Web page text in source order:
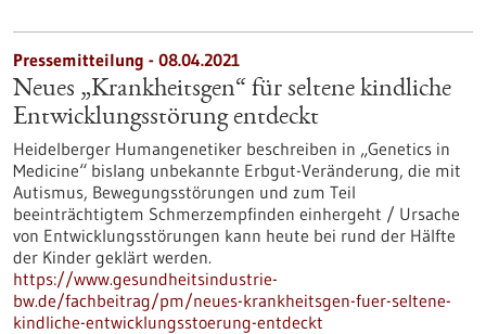
Pressemitteilung - 08.04.2021
Neues „Krankheitsgen“ für seltene kindliche
Entwicklungsstörung entdeckt
Heidelberger Humangenetiker beschreiben in „Genetics in
Medicine“ bislang unbekannte Erbgut-Veränderung, die mit
Autismus, Bewegungsstörungen und zum Teil
beeinträchtigtem Schmerzempfinden einhergeht / Ursache
von Entwicklungsstörungen kann heute bei rund der Hälfte
der Kinder geklärt werden.
https://www.gesundheitsindustrie-
bw.de/fachbeitrag/pm/neues-krankheitsgen-fuer-seltene-
kindliche-entwicklungsstoerung-entdeckt